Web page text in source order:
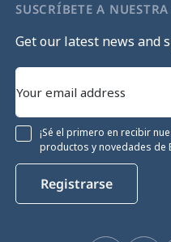
SUSCRÍBETE A
Get our latest news and
¡Sé el primero en recibir
productos y novedades de
Registrarse